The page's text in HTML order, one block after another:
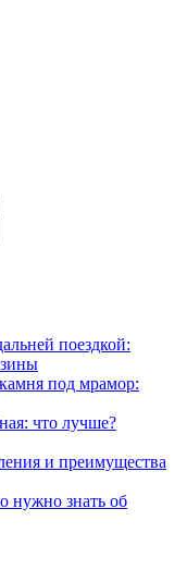
поездкой:
под мрамор:
что лучше?
и преимущества
нужно знать об